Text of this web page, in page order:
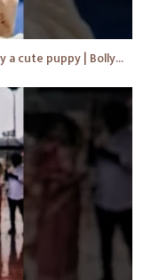
Actress Rupali Ganguly looking beautiful Play a cute puppy | Bollywood | Bollywood News #shorts #yt